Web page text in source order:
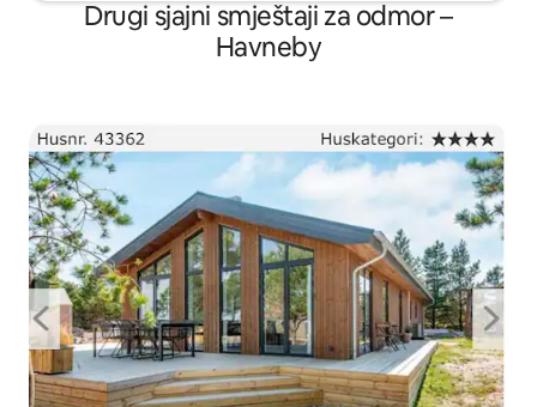
Drugi sjajni smještaji za odmor –
Havneby